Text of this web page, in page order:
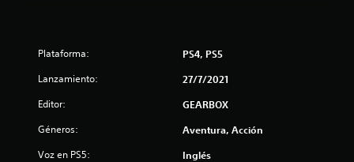
Plataforma: PS4, PS5
Lanzamiento: 27/7/2021
Editor: GEARBOX
Géneros: Aventura, Acción
Voz en PS5: Inglés